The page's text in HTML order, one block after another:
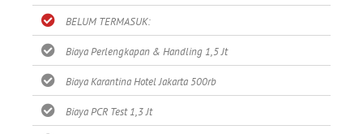
BELUM TERMASUK:
Biaya Perlengkapan & Handling 1,5 Jt
Biaya Karantina Hotel Jakarta 500rb
Biaya PCR Test 1,3 Jt